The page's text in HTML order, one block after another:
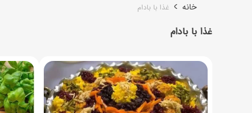
خانه غذا با بادام
غذا با بادام